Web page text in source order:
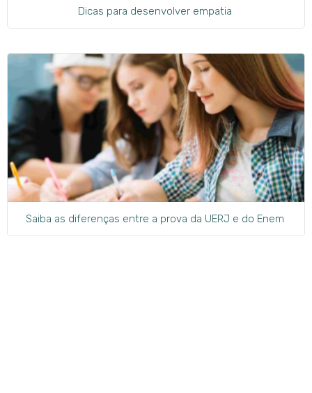
Dicas para desenvolver empatia
Saiba as diferenças entre a prova da UERJ e do Enem